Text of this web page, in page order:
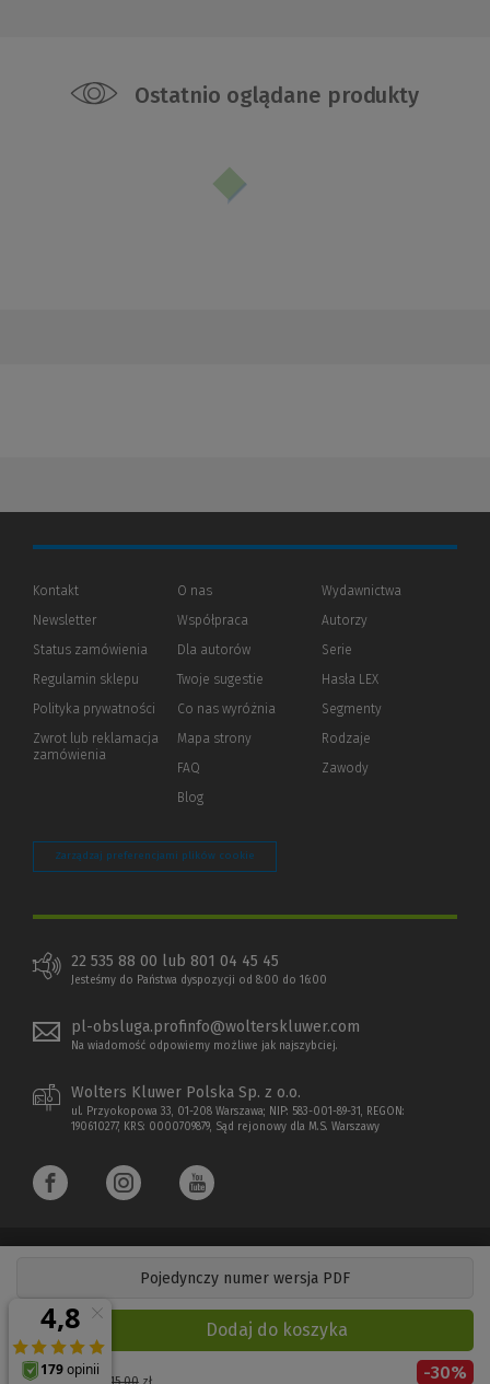
Pojedynczy numer wersja PDF
Cena regularna: 115,00zł -30%
Dodaj do koszyka
Ostatnio oglądane produkty
Kontakt
Newsletter
Status zamówienia
Regulamin sklepu
Polityka prywatności (Nowe
(Link
innej
Zwrot lub reklamacja
zamówienia
O nas
Współpraca
Dla autorów(Nowe
(Link
innej
Twoje sugestie
Co nas wyróżnia
Mapa strony
FAQ
Blog
Wydawnictwa
Autorzy
Serie
Hasła LEX
Segmenty
Rodzaje
Zawody
Zarządzaj preferencjami plików cookie
22 535 88 00 lub 801 04 45 45
Jesteśmy do Państwa dyspozycji od 8:00 do 16:00
pl-obsluga.profinfo@wolterskluwer.com
Na wiadomość odpowiemy możliwe jak najszybciej.
Wolters Kluwer Polska Sp. z o.o.
ul. Przyokopowa 33, 01-208 Warszawa; NIP: 583-001-89-31, REGON:
190610277, KRS: 0000709879, Sąd rejonowy dla M.S. Warszawy
Copyright 1997 - 2026 Wolters Kluwer Polska Sp. z o.o.
Płatności elektroniczne
(Nowe
(Link